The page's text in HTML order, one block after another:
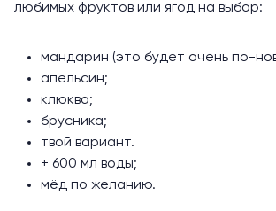
любимых фруктов или ягод на выбор:
мандарин (это будет очень по-
апельсин;
клюква;
брусника;
твой вариант.
+ 600 мл воды;
мёд по желанию.